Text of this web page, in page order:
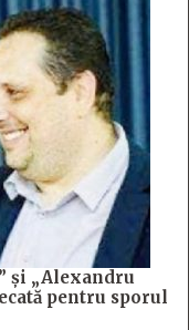
și „Alexandru
pentru sporul